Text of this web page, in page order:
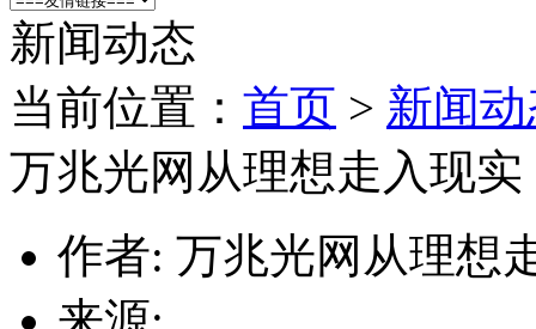
新闻动态
当前位置： 首页 > 新闻
万兆光网从理想走入现实
作者: 万兆光网从理想